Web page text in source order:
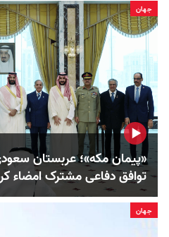
جهان
«پیمان مکه»؛ عربستان
توافق دفاعی مشترک امضاء
جهان